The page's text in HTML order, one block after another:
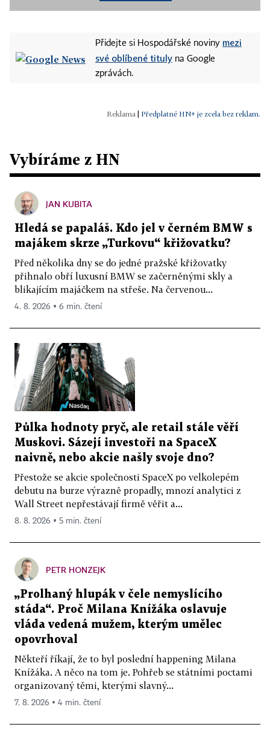
Přidejte si Hospodářské noviny mezi
své oblíbené tituly na Google
zprávách.
Předplatné HN+ je zcela bez reklam.
Vybíráme z HN
JAN KUBITA
Hledá se papaláš. Kdo jel v černém BMW s
majákem skrze „Turkovu“ křižovatku?
Před několika dny se do jedné pražské křižovatky
přihnalo obří luxusní BMW se začerněnými skly a
blikajícím majáčkem na střeše. Na červenou...
4. 8. 2026 ▪ 6 min. čtení
Půlka hodnoty pryč, ale retail stále věří
Muskovi. Sázejí investoři na SpaceX
naivně, nebo akcie našly svoje dno?
Přestože se akcie společnosti SpaceX po velkolepém
debutu na burze výrazně propadly, mnozí analytici z
Wall Street nepřestávají firmě věřit a...
8. 8. 2026 ▪ 5 min. čtení
PETR HONZEJK
„Prolhaný hlupák v čele nemyslícího
stáda“. Proč Milana Knížáka oslavuje
vláda vedená mužem, kterým umělec
opovrhoval
Někteří říkají, že to byl poslední happening Milana
Knížáka. A něco na tom je. Pohřeb se státními poctami
organizovaný těmi, kterými slavný...
7. 8. 2026 ▪ 4 min. čtení